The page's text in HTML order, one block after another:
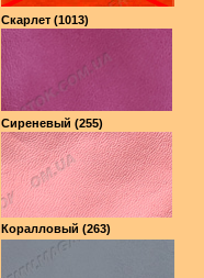
Скарлет (1013)
Сиреневый (255)
Коралловый (263)